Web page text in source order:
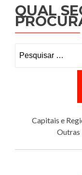
QUAL
Capitais e
Outras